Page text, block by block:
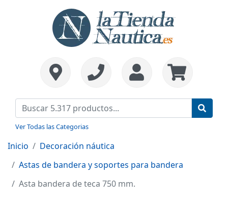
Ver Todas las Categorias
Inicio
Decoración náutica
Astas de bandera y soportes para bandera
Asta bandera de teca 750 mm.